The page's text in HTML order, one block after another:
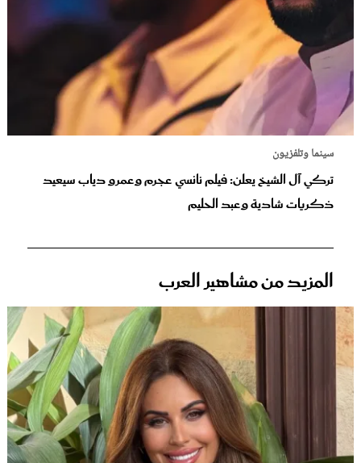
سينما وتلفزيون
تركي آل الشيخ يعلن: فيلم نانسي عجرم وعمرو دياب سيعيد
ذكريات شادية وعبد الحليم
المزيد من مشاهير العرب